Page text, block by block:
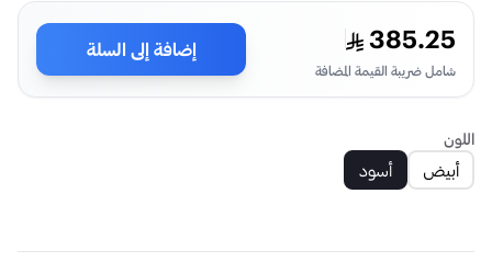
385.25
شامل ضريبة القيمة المضافة
إضافة إلى السلة
اللون
أبيض أسود